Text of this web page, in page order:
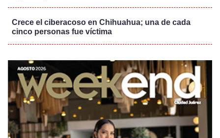
Crece el ciberacoso en Chihuahua; una de cada
cinco personas fue víctima